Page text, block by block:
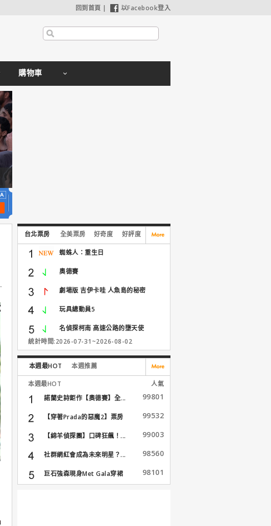
回到首頁 | 以Facebook登入
購物車
台北票房 全美票房 好奇度 好評度
蜘蛛人：重生日
奧德賽
劇場版 吉伊卡哇 人魚島的秘密
玩具總動員5
名偵探柯南 高速公路的墮天使
統計時間:2026-07-31~2026-08-02
本週最HOT 本週推薦
本週最HOT
人氣
諾蘭史詩鉅作【奧德賽】全...
99801
【穿著Prada的惡魔2】票房
99532
【綿羊偵探團】口碑狂飆！... 99003
社群網紅會成為未來明星？... 98560
巨石強森現身Met Gala穿裙
子...
98101